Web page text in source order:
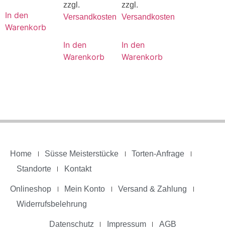
In den
Warenkorb
zzgl.
Versandkosten
In den
Warenkorb
zzgl.
Versandkosten
In den
Warenkorb
Home Süsse Meisterstücke
Torten-Anfrage
Standorte
Kontakt
Onlineshop Mein Konto
Versand & Zahlung
Widerrufsbelehrung
Datenschutz Impressum AGB